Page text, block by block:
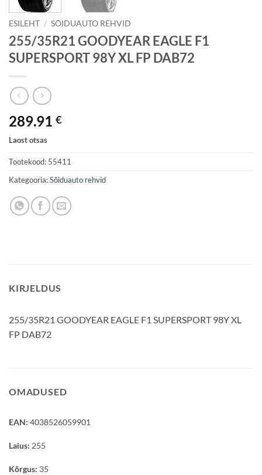
ESILEHT / SÕIDUAUTO REHVID
255/35R21 GOODYEAR EAGLE F1
SUPERSPORT 98Y XL FP DAB72
289.91 €
Laost otsas
Tootekood: 55411
Kategooria:Sõiduauto rehvid
KIRJELDUS
255/35R21 GOODYEAR EAGLE F1 SUPERSPORT 98Y XL
FP DAB72
OMADUSED
EAN: 4038526059901
Laius: 255
Kõrgus: 35